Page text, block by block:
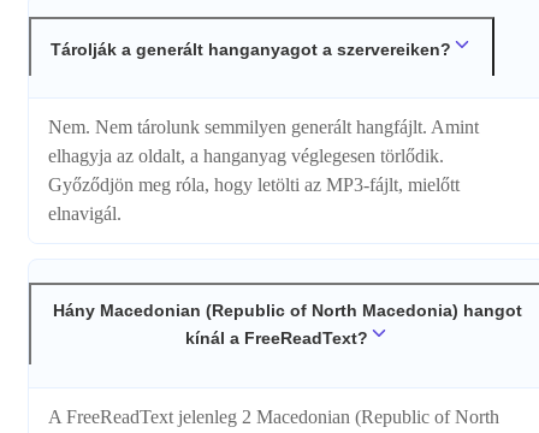
Tárolják a generált hanganyagot a szervereiken?
Nem. Nem tárolunk semmilyen generált hangfájlt. Amint
elhagyja az oldalt, a hanganyag véglegesen törlődik.
Győződjön meg róla, hogy letölti az MP3-fájlt, mielőtt
elnavigál.
Hány Macedonian (Republic of North Macedonia) hangot
kínál a FreeReadText?
A FreeReadText jelenleg 2 Macedonian (Republic of North